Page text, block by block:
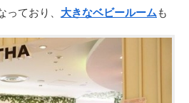
ており、 大きなベビールーム も